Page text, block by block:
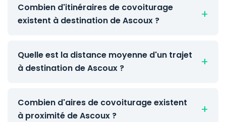
Combien d'itinéraires de covoiturage
existent à destination de Ascoux ?
Quelle est la distance moyenne d'un trajet
à destination de Ascoux ?
Combien d'aires de covoiturage existent
à proximité de Ascoux ?